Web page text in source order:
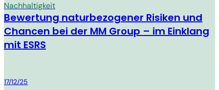
Nachhaltigkeit
Bewertung naturbezogener Risiken und
Chancen bei der MM Group – im Einklang
mit ESRS
MM Group
17/12/25